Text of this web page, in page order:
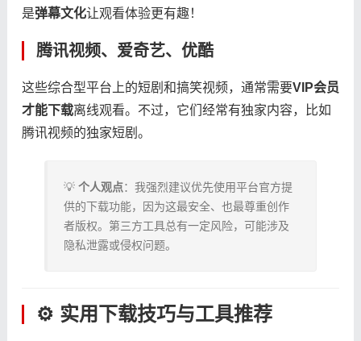
是​​弹幕文化​​让观看体验更有趣！
腾讯视频、爱奇艺、优酷
这些综合型平台上的短剧和搞笑视频，通常需要​​VIP会员
才能下载​​离线观看。不过，它们经常有独家内容，比如
腾讯视频的独家短剧。
💡 ​ ​个人观点​​：我强烈建议优先使用平台官方提
供的下载功能，因为这最安全、也最尊重创作
者版权。第三方工具总有一定风险，可能涉及
隐私泄露或侵权问题。
⚙️ 实用下载技巧与工具推荐